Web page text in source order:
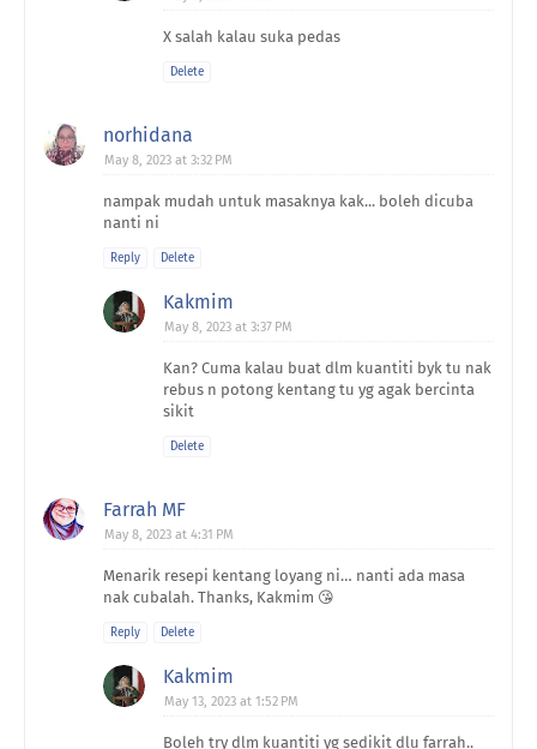
X salah kalau suka pedas
Delete
norhidana
May 8, 2023 at 3:32 PM
nampak mudah untuk masaknya kak... boleh dicuba
nanti ni
Reply Delete
Kakmim
May 8, 2023 at 3:37 PM
Kan? Cuma kalau buat dlm kuantiti byk tu nak
rebus n potong kentang tu yg agak bercinta
sikit
Delete
Farrah MF
May 8, 2023 at 4:31 PM
Menarik resepi kentang loyang ni… nanti ada masa
nak cubalah. Thanks, Kakmim 😘
Reply Delete
Kakmim
May 13, 2023 at 1:52 PM
Boleh try dlm kuantiti yg sedikit dlu farrah..